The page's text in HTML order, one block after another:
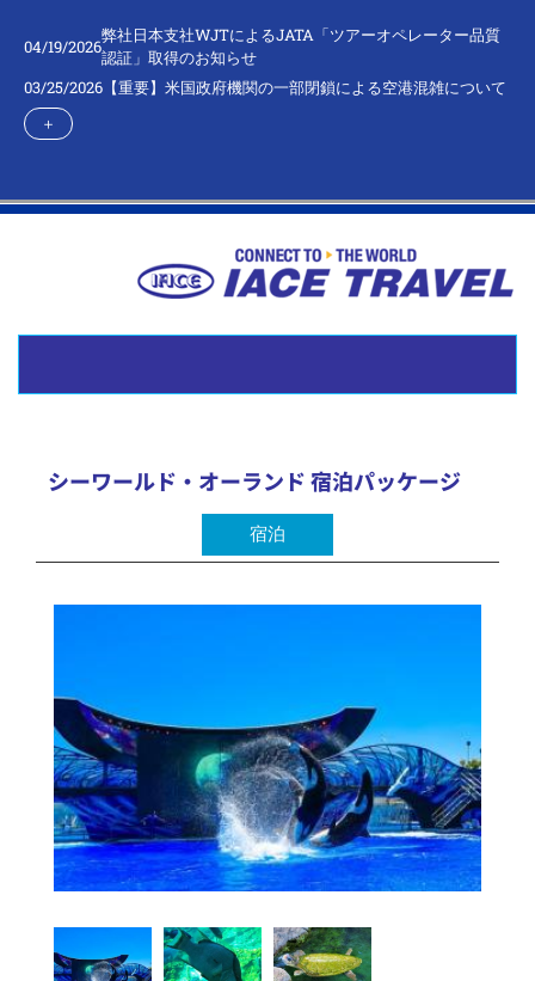
04/19/2026
弊社日本支社WJTによるJATA「ツアーオペレーター品質
認証」取得のお知らせ
03/25/2026 【重要】米国政府機関の一部閉鎖による空港混雑について
＋
シーワールド・オーランド 宿泊パッケージ
宿泊